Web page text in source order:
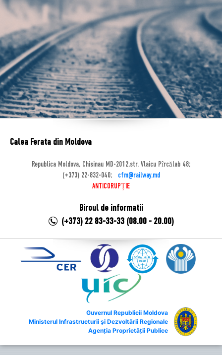
Calea Ferata din Moldova
Republica Moldova, Chisinau MD-2012,str. Vlaicu Pîrcălab 48;
(+373) 22-832-040;
cfm@railway.md
ANTICORUPȚIE
Biroul de informatii
(+373) 22 83-33-33 (08.00 - 20.00)
Guvernul Republicii Moldova
Ministerul Infrastructurii și Dezvoltării Regionale
Agenția Proprietății Publice